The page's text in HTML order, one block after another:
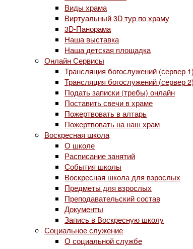
Виды храма
Виртуальный 3D тур по храму
3D-Панорама
Наша выставка
Наша детская площадка
Онлайн Сервисы
Трансляция богослужений (сервер 1)
Трансляция богослужений (сервер 2)
Подать записки (требы) онлайн
Поставить свечи в храме
Пожертвовать в алтарь
Пожертвовать на наш храм
Воскресная школа
О школе
Расписание занятий
События школы
Воскресная школа для взрослых
Предметы для взрослых
Преподавательский состав
Документы
Запись в Воскресную школу
Социальное служение
О социальной службе